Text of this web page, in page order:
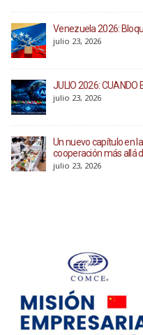
Venezuela 2026:
julio 23, 2026
JULIO 2026: CUANDO
julio 23, 2026
Un nuevo capítulo en
cooperación más allá
julio 23, 2026